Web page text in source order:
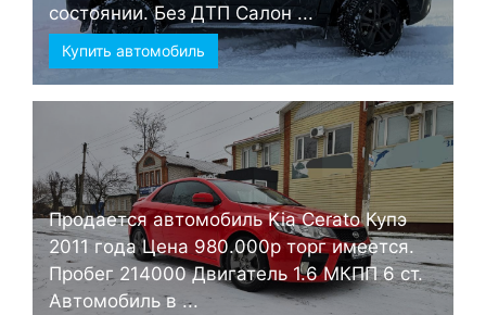
состоянии. Без ДТП Салон ...
Купить автомобиль
Продается автомобиль Kia Cerato Купэ
2011 года Цена 980.000р торг имеется.
Пробег 214000 Двигатель 1.6 МКПП 6 ст.
Автомобиль в ...